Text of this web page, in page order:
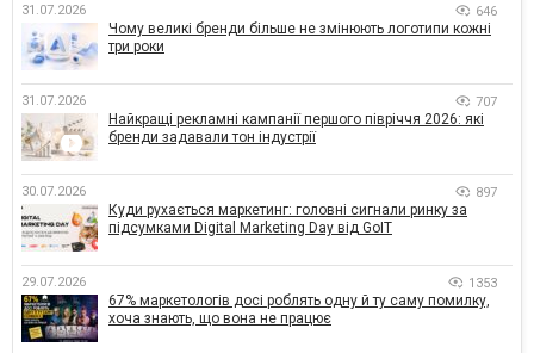
31.07.2026 646
Чому великі бренди більше не змінюють логотипи кожні
три роки
31.07.2026 707
Найкращі рекламні кампанії першого півріччя 2026: які
бренди задавали тон індустрії
30.07.2026 897
Куди рухається маркетинг: головні сигнали ринку за
підсумками Digital Marketing Day від GoIT
29.07.2026 1353
67% маркетологів досі роблять одну й ту саму помилку,
хоча знають, що вона не працює